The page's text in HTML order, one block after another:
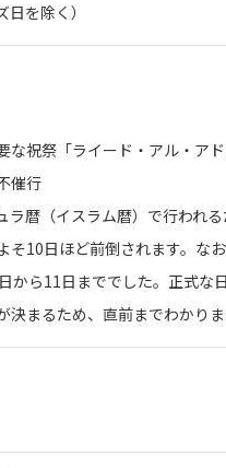
を除く）
な祝祭「ライード・アル・ア
催行
ラ暦（イスラム暦）で行われ
そ10日ほど前倒されます。な
から11日まででした。正式な
決まるため、直前までわかりま